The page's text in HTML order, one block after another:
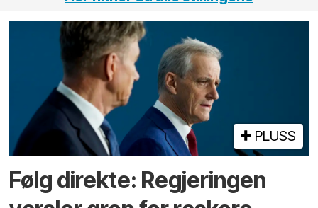
PLUSS
Følg direkte: Regjeringen